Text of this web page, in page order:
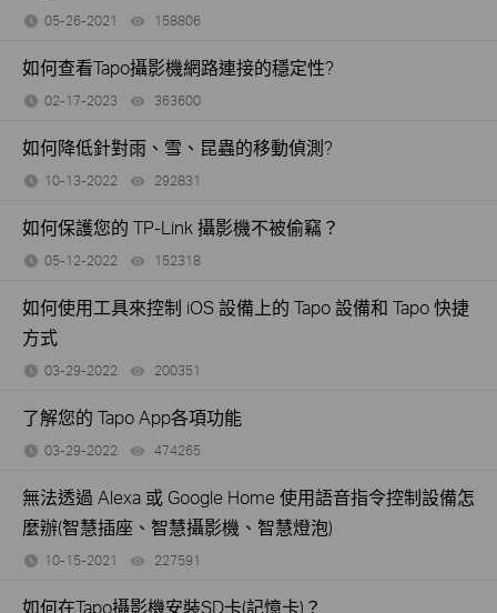
05-26-2021 158806
如何查看Tapo攝影機網路連接的穩定性?
02-17-2023 363600
如何降低針對雨、雪、昆蟲的移動偵測?
10-13-2022 292831
如何保護您的 TP-Link 攝影機不被偷竊？
05-12-2022 152318
如何使用工具來控制 iOS 設備上的 Tapo 設備和 Tapo 快捷
方式
03-29-2022 200351
了解您的 Tapo App各項功能
03-29-2022 474265
無法透過 Alexa 或 Google Home 使用語音指令控制設備怎
麼辦(智慧插座、智慧攝影機、智慧燈泡)
10-15-2021 227591
如何在Tapo攝影機安裝SD卡(記憶卡)？